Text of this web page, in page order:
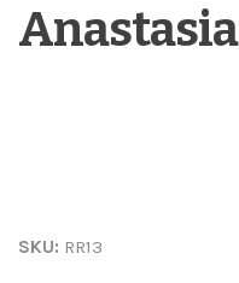
Anastasia
SKU: RR13